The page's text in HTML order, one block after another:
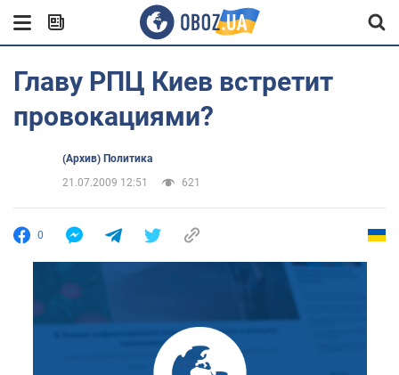
Главу РПЦ Киев встретит
провокациями?
(Архив) Политика
21.07.2009 12:51
621
0